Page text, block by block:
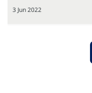
3 Jun 2022